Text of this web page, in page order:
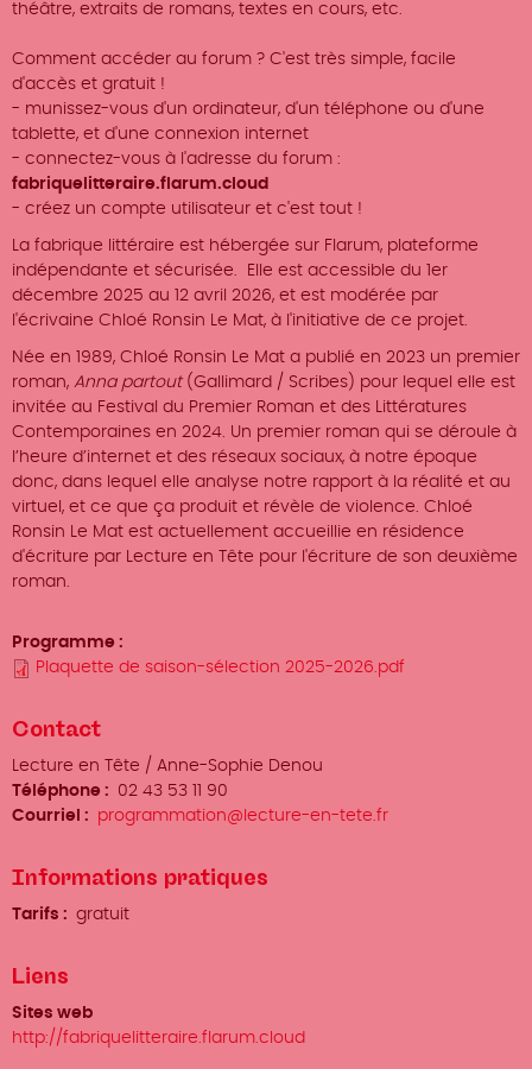
théâtre, extraits de romans, textes en cours, etc.
Comment accéder au forum ? C'est très simple, facile
d'accès et gratuit !
- munissez-vous d'un ordinateur, d'un téléphone ou d'une
tablette, et d'une connexion internet
- connectez-vous à l'adresse du forum :
fabriquelitteraire.flarum.cloud
- créez un compte utilisateur et c'est tout !
La fabrique littéraire est hébergée sur Flarum, plateforme
indépendante et sécurisée. Elle est accessible du 1er
décembre 2025 au 12 avril 2026, et est modérée par
l'écrivaine Chloé Ronsin Le Mat, à l'initiative de ce projet.
Née en 1989, Chloé Ronsin Le Mat a publié en 2023 un premier
roman, Anna partout(Gallimard / Scribes) pour lequel elle est
invitée au Festival du Premier Roman et des Littératures
Contemporaines en 2024. Un premier roman qui se déroule à
l’heure d’internet et des réseaux sociaux, à notre époque
donc, dans lequel elle analyse notre rapport à la réalité et au
virtuel, et ce que ça produit et révèle de violence. Chloé
Ronsin Le Mat est actuellement accueillie en résidence
d'écriture par Lecture en Tête pour l'écriture de son deuxième
roman.
Programme
Plaquette de saison-sélection 2025-2026.pdf
Contact
Organisateur
/
Prénom
Lecture en Tête / Anne-Sophie Denou
Téléphone
02 43 53 11 90
Courriel
programmation@lecture-en-tete.fr
Informations pratiques
Tarifs gratuit
Liens
Sites web
http://fabriquelitteraire.flarum.cloud